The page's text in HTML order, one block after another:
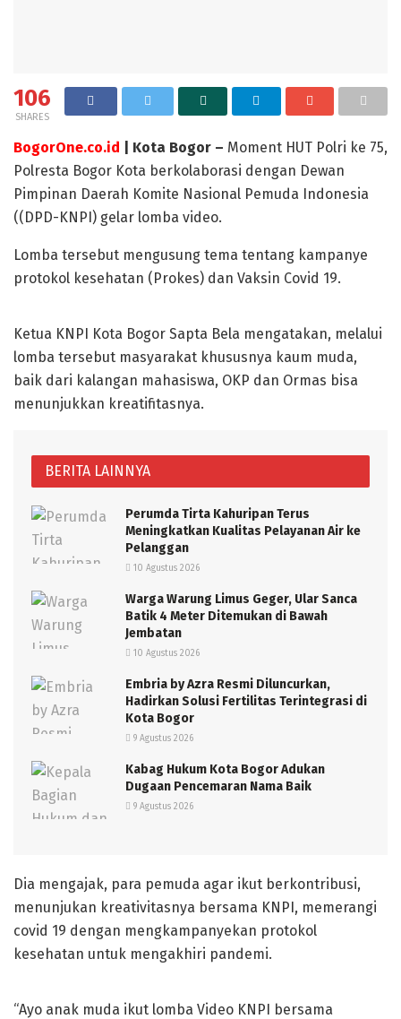
106
SHARES
BogorOne.co.id | Kota Bogor – Moment HUT Polri ke 75,
Polresta Bogor Kota berkolaborasi dengan Dewan
Pimpinan Daerah Komite Nasional Pemuda Indonesia
((DPD-KNPI) gelar lomba video.
Lomba tersebut mengusung tema tentang kampanye
protokol kesehatan (Prokes) dan Vaksin Covid 19.
Ketua KNPI Kota Bogor Sapta Bela mengatakan, melalui
lomba tersebut masyarakat khususnya kaum muda,
baik dari kalangan mahasiswa, OKP dan Ormas bisa
menunjukkan kreatifitasnya.
BERITA LAINNYA
Perumda Tirta Kahuripan Terus
Meningkatkan Kualitas Pelayanan Air ke
Pelanggan
10 Agustus 2026
Warga Warung Limus Geger, Ular Sanca
Batik 4 Meter Ditemukan di Bawah
Jembatan
10 Agustus 2026
Embria by Azra Resmi Diluncurkan,
Hadirkan Solusi Fertilitas Terintegrasi di
Kota Bogor
9 Agustus 2026
Kabag Hukum Kota Bogor Adukan
Dugaan Pencemaran Nama Baik
9 Agustus 2026
Dia mengajak, para pemuda agar ikut berkontribusi,
menunjukan kreativitasnya bersama KNPI, memerangi
covid 19 dengan mengkampanyekan protokol
kesehatan untuk mengakhiri pandemi.
“Ayo anak muda ikut lomba Video KNPI bersama